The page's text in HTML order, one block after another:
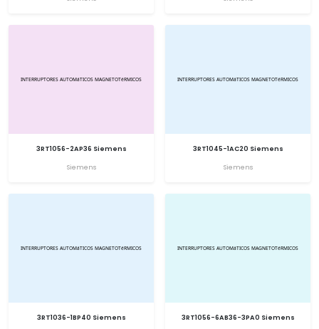
3RT1056-2AP36 Siemens
Siemens
3RT1045-1AC20 Siemens
Siemens
3RT1036-1BP40 Siemens
3RT1056-6AB36-3PA0 Siemens